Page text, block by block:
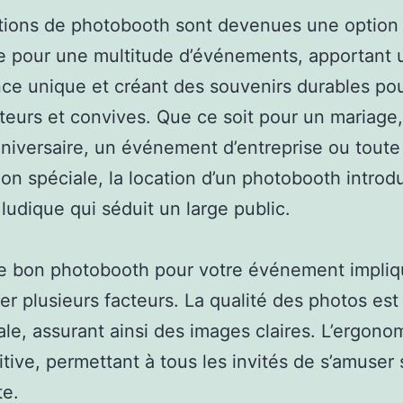
de photobooth sont devenues une option
pour une multitude d’événements, apportant
unique et créant des souvenirs durables
et convives. Que ce soit pour un
un événement d’entreprise ou
spéciale, la location d’un photobooth
qui séduit un large public.
bon photobooth pour votre événement
plusieurs facteurs. La qualité des photos est
assurant ainsi des images claires.
permettant à tous les invités de s’amuser